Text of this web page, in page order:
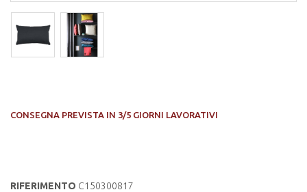
CONSEGNA PREVISTA IN 3/5 GIORNI LAVORATIVI
RIFERIMENTO C150300817